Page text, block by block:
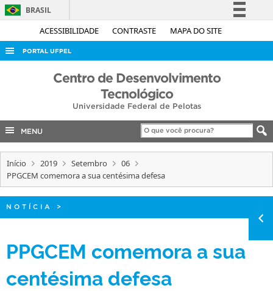
ACESSIBILIDADE CONTRASTE MAPA DO SITE
BRASIL
Simplifique!
Acesso à informação
Legislação
Canais
PORTAL UFPEL
CONCURSOS
INTERNACIONAL
OUVIDORIA
PORTARIAS
Centro de Desenvolvimento
Tecnológico
Universidade Federal de Pelotas
MENU
Início 2019 Setembro
06
PPGCEM comemora a sua centésima defesa
NOTÍCIA >
PPGCEM comemora a sua
centésima defesa